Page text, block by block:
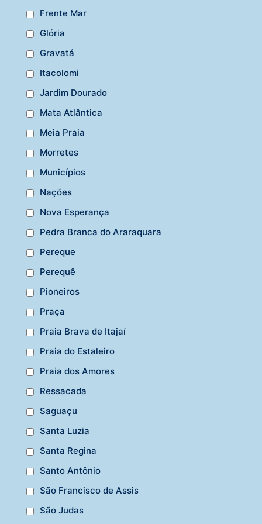
Frente Mar
Glória
Gravatá
Itacolomi
Jardim Dourado
Mata Atlântica
Meia Praia
Morretes
Municípios
Nações
Nova Esperança
Pedra Branca do Araraquara
Pereque
Perequê
Pioneiros
Praça
Praia Brava de Itajaí
Praia do Estaleiro
Praia dos Amores
Ressacada
Saguaçu
Santa Luzia
Santa Regina
Santo Antônio
São Francisco de Assis
São Judas